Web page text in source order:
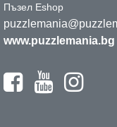
Пъзел Eshop
www.puzzlemania.bg